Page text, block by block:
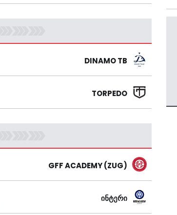
DINAMO TB
TORPEDO
GFF ACADEMY (ZUG)
ᲘᲜᲢᲔᲠᲘ